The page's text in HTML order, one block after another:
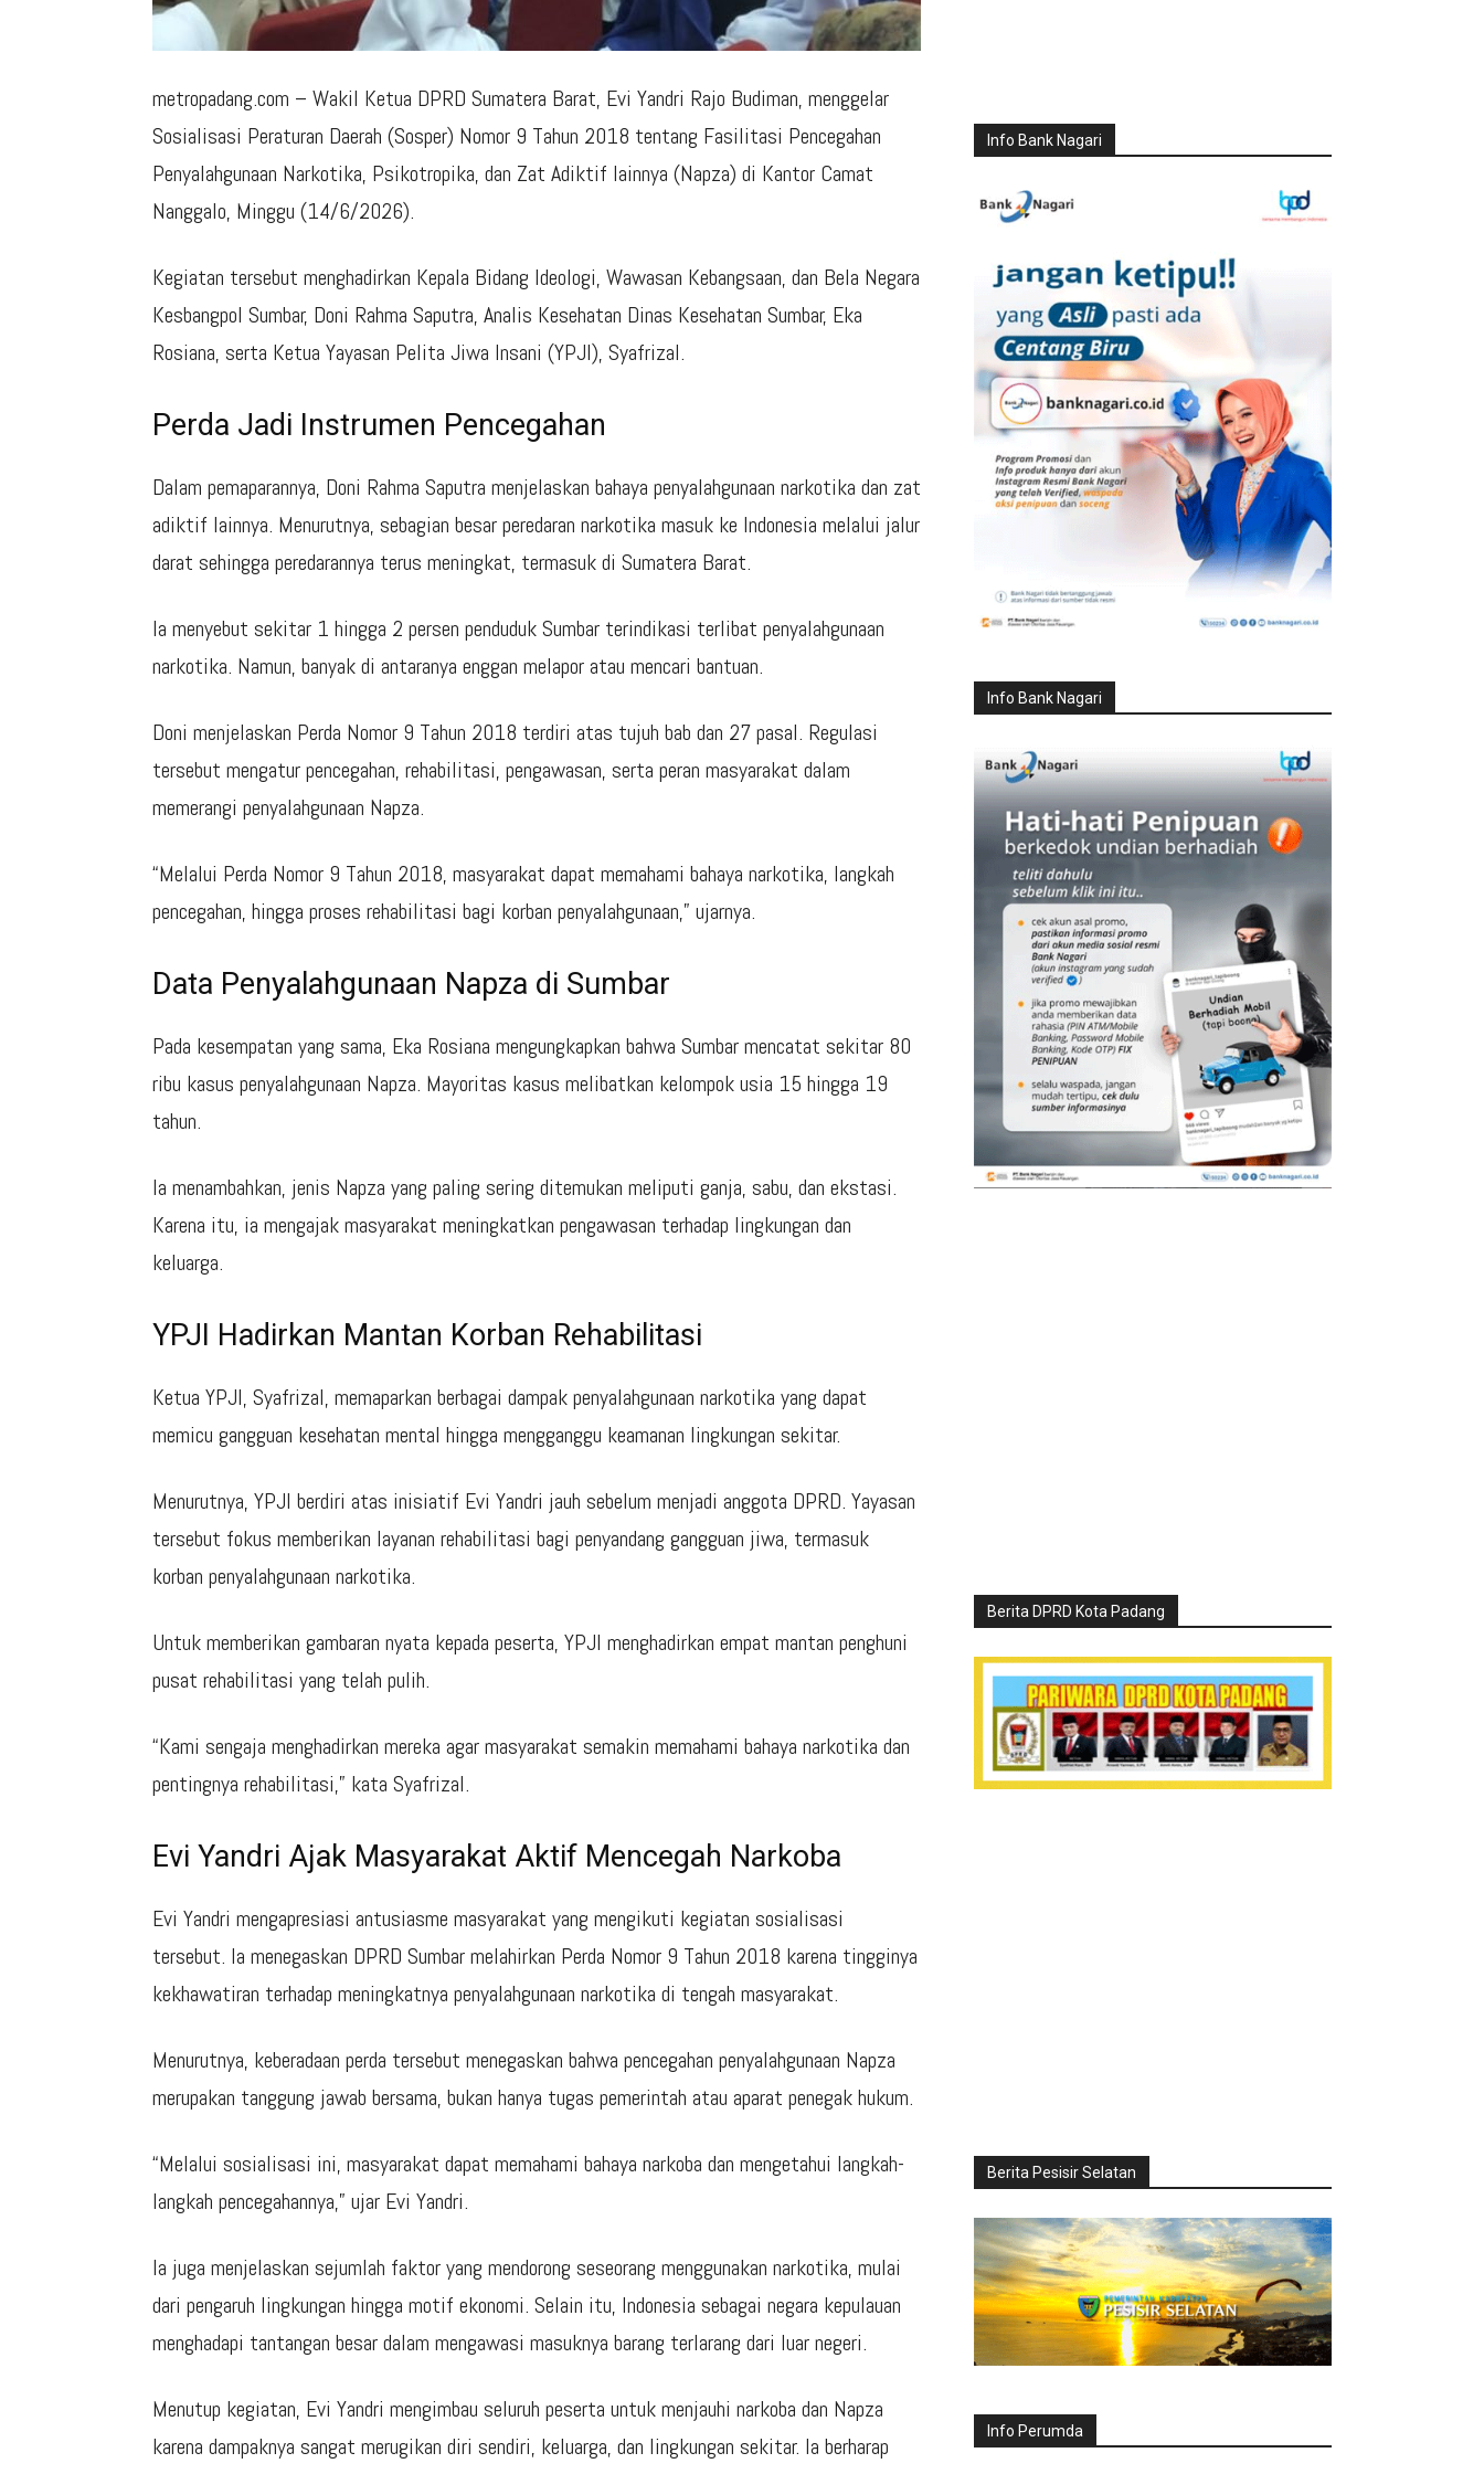
metropadang.com – Wakil Ketua DPRD Sumatera Barat, Evi Yandri Rajo Budiman, menggelar
Sosialisasi Peraturan Daerah (Sosper) Nomor 9 Tahun 2018 tentang Fasilitasi Pencegahan
Penyalahgunaan Narkotika, Psikotropika, dan Zat Adiktif lainnya (Napza) di Kantor Camat
Nanggalo, Minggu (14/6/2026).
Kegiatan tersebut menghadirkan Kepala Bidang Ideologi, Wawasan Kebangsaan, dan Bela Negara
Kesbangpol Sumbar, Doni Rahma Saputra, Analis Kesehatan Dinas Kesehatan Sumbar, Eka
Rosiana, serta Ketua Yayasan Pelita Jiwa Insani (YPJI), Syafrizal.
Perda Jadi Instrumen Pencegahan
Dalam pemaparannya, Doni Rahma Saputra menjelaskan bahaya penyalahgunaan narkotika dan zat
adiktif lainnya. Menurutnya, sebagian besar peredaran narkotika masuk ke Indonesia melalui jalur
darat sehingga peredarannya terus meningkat, termasuk di Sumatera Barat.
Ia menyebut sekitar 1 hingga 2 persen penduduk Sumbar terindikasi terlibat penyalahgunaan
narkotika. Namun, banyak di antaranya enggan melapor atau mencari bantuan.
Doni menjelaskan Perda Nomor 9 Tahun 2018 terdiri atas tujuh bab dan 27 pasal. Regulasi
tersebut mengatur pencegahan, rehabilitasi, pengawasan, serta peran masyarakat dalam
memerangi penyalahgunaan Napza.
“Melalui Perda Nomor 9 Tahun 2018, masyarakat dapat memahami bahaya narkotika, langkah
pencegahan, hingga proses rehabilitasi bagi korban penyalahgunaan,” ujarnya.
Data Penyalahgunaan Napza di Sumbar
Pada kesempatan yang sama, Eka Rosiana mengungkapkan bahwa Sumbar mencatat sekitar 80
ribu kasus penyalahgunaan Napza. Mayoritas kasus melibatkan kelompok usia 15 hingga 19
tahun.
Ia menambahkan, jenis Napza yang paling sering ditemukan meliputi ganja, sabu, dan ekstasi.
Karena itu, ia mengajak masyarakat meningkatkan pengawasan terhadap lingkungan dan
keluarga.
YPJI Hadirkan Mantan Korban Rehabilitasi
Ketua YPJI, Syafrizal, memaparkan berbagai dampak penyalahgunaan narkotika yang dapat
memicu gangguan kesehatan mental hingga mengganggu keamanan lingkungan sekitar.
Menurutnya, YPJI berdiri atas inisiatif Evi Yandri jauh sebelum menjadi anggota DPRD. Yayasan
tersebut fokus memberikan layanan rehabilitasi bagi penyandang gangguan jiwa, termasuk
korban penyalahgunaan narkotika.
Untuk memberikan gambaran nyata kepada peserta, YPJI menghadirkan empat mantan penghuni
pusat rehabilitasi yang telah pulih.
“Kami sengaja menghadirkan mereka agar masyarakat semakin memahami bahaya narkotika dan
pentingnya rehabilitasi,” kata Syafrizal.
Evi Yandri Ajak Masyarakat Aktif Mencegah Narkoba
Evi Yandri mengapresiasi antusiasme masyarakat yang mengikuti kegiatan sosialisasi
tersebut. Ia menegaskan DPRD Sumbar melahirkan Perda Nomor 9 Tahun 2018 karena tingginya
kekhawatiran terhadap meningkatnya penyalahgunaan narkotika di tengah masyarakat.
Menurutnya, keberadaan perda tersebut menegaskan bahwa pencegahan penyalahgunaan Napza
merupakan tanggung jawab bersama, bukan hanya tugas pemerintah atau aparat penegak hukum.
“Melalui sosialisasi ini, masyarakat dapat memahami bahaya narkoba dan mengetahui langkah-
langkah pencegahannya,” ujar Evi Yandri.
Ia juga menjelaskan sejumlah faktor yang mendorong seseorang menggunakan narkotika, mulai
dari pengaruh lingkungan hingga motif ekonomi. Selain itu, Indonesia sebagai negara kepulauan
menghadapi tantangan besar dalam mengawasi masuknya barang terlarang dari luar negeri.
Menutup kegiatan, Evi Yandri mengimbau seluruh peserta untuk menjauhi narkoba dan Napza
karena dampaknya sangat merugikan diri sendiri, keluarga, dan lingkungan sekitar. Ia berharap
Info Bank Nagari
Info Bank Nagari
Berita DPRD Kota Padang
Berita Pesisir Selatan
Info Perumda